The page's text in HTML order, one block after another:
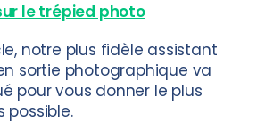
le trépied photo
notre plus fidèle assistant
sortie photographique va
pour vous donner le plus
possible.